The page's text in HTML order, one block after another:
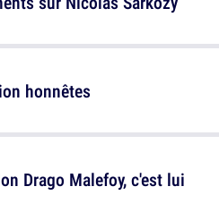
honnêtes
Drago Malefoy, c'est lui